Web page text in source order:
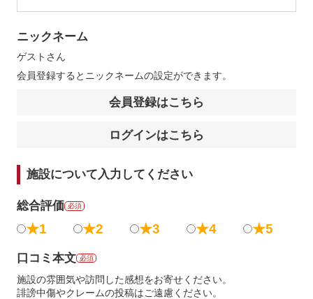
ニックネーム
ゲスト さん
会員登録するとニックネームの設定ができます。
会員登録はこちら
ログインはこちら
施設について入力してください
総合評価 必須
★1 ★2 ★3 ★4 ★5
口コミ本文 必須
施設の雰囲気や訪問した感想をお寄せください。
誹謗中傷やクレームの投稿はご遠慮ください。